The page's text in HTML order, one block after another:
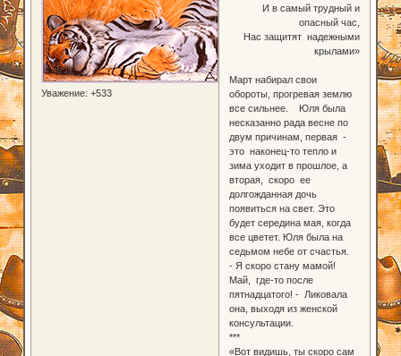
Уважение: +533
И в самый трудный и
опасный час,
Нас защитят надежными
крылами»
Март набирал свои
обороты, прогревая землю
все сильнее. Юля была
несказанно рада весне по
двум причинам, первая -
это наконец-то тепло и
зима уходит в прошлое, а
вторая, скоро ее
долгожданная дочь
появиться на свет. Это
будет середина мая, когда
все цветет. Юля была на
седьмом небе от счастья.
- Я скоро стану мамой!
Май, где-то после
пятнадцатого! - Ликовала
она, выходя из женской
консультации.
***
«Вот видишь, ты скоро сам